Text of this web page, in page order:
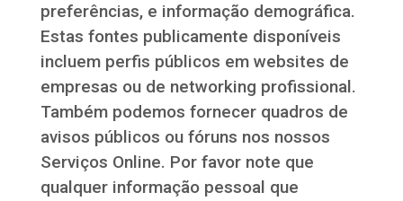
preferências, e informação demográfica.
Estas fontes publicamente disponíveis
incluem perfis públicos em websites de
empresas ou de networking profissional.
Também podemos fornecer quadros de
avisos públicos ou fóruns nos nossos
Serviços Online. Por favor note que
qualquer informação pessoal que